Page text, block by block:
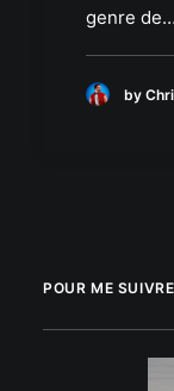
genre de…
by
POUR ME